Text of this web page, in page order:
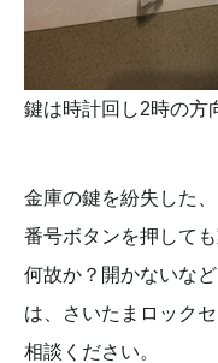
鍵は時計回し2時の方
金庫の鍵を紛失した
番号ボタンを押して
何故か？開かないな
は、さいたまロック
相談ください。